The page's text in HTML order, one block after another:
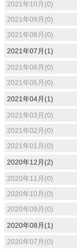
2021年10月(0)
2021年09月(0)
2021年08月(0)
2021年07月(1)
2021年06月(0)
2021年05月(0)
2021年04月(1)
2021年03月(0)
2021年02月(0)
2021年01月(0)
2020年12月(2)
2020年11月(0)
2020年10月(0)
2020年09月(0)
2020年08月(1)
2020年07月(0)